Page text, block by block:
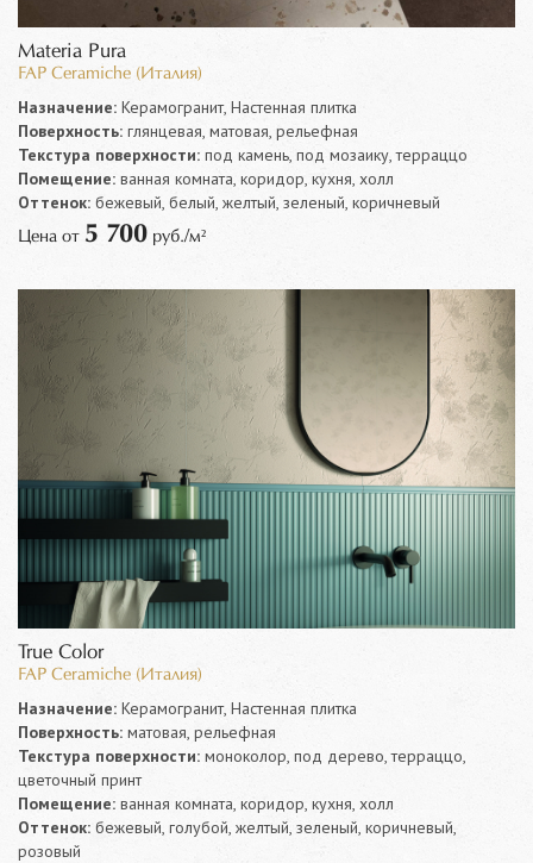
Materia Pura
FAP Ceramiche (Италия)
Назначение: Керамогранит, Настенная плитка
Поверхность: глянцевая, матовая, рельефная
Текстура поверхности: под камень, под мозаику, терраццо
Помещение: ванная комната, коридор, кухня, холл
Оттенок: бежевый, белый, желтый, зеленый, коричневый
Цена от 5 700 руб./м²
True Color
FAP Ceramiche (Италия)
Назначение: Керамогранит, Настенная плитка
Поверхность: матовая, рельефная
Текстура поверхности: моноколор, под дерево, терраццо,
цветочный принт
Помещение: ванная комната, коридор, кухня, холл
Оттенок: бежевый, голубой, желтый, зеленый, коричневый,
розовый